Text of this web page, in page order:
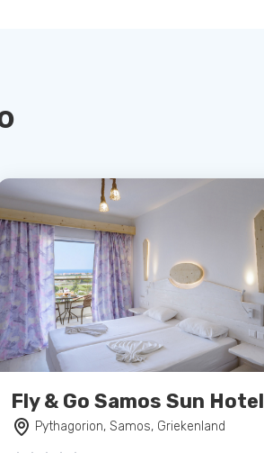
Fly & Go Samos Sun Hotel
Pythagorion, Samos, Griekenland